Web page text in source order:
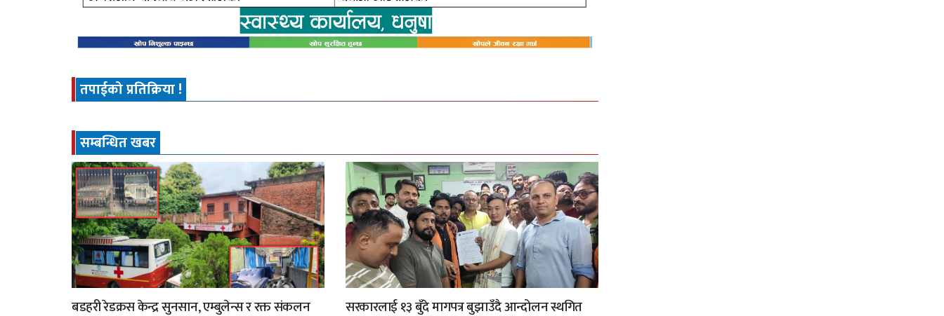
तपाईको प्रतिक्रिया !
सम्बन्धित खबर
बडहरी रेडक्रस केन्द्र सुनसान, एम्बुलेन्स र रक्त संकलन
सरकारलाई १३ बुँदे मागपत्र बुझाउँदै आन्दोलन स्थगित